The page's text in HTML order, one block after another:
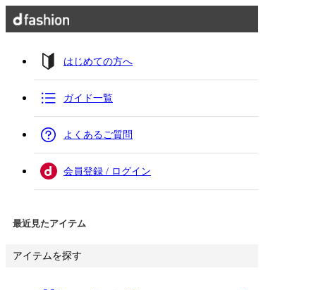
はじめての方へ
ガイド一覧
よくあるご質問
会員登録 / ログイン
最近見たアイテム
アイテムを探す